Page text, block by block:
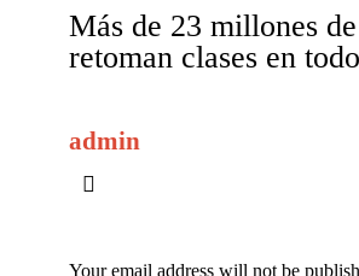
Más de 23 millones
retoman clases en
admin
Your email address will not be